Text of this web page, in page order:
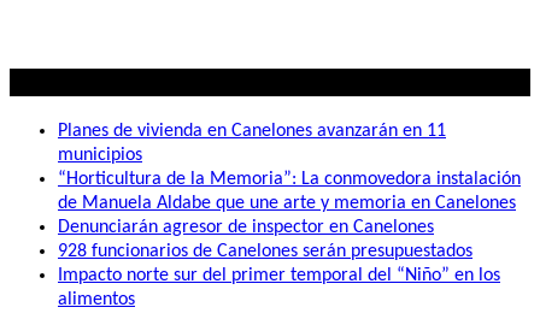
Planes de vivienda en Canelones avanzarán en 11
municipios
“Horticultura de la Memoria”: La conmovedora instalación
de Manuela Aldabe que une arte y memoria en Canelones
Denunciarán agresor de inspector en Canelones
928 funcionarios de Canelones serán presupuestados
Impacto norte sur del primer temporal del “Niño” en los
alimentos